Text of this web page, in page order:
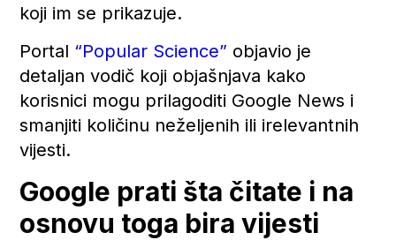
koji im se prikazuje.
Portal “Popular Science” objavio je
detaljan vodič koji objašnjava kako
korisnici mogu prilagoditi Google News i
smanjiti količinu neželjenih ili irelevantnih
vijesti.
Google prati šta čitate i na
osnovu toga bira vijesti